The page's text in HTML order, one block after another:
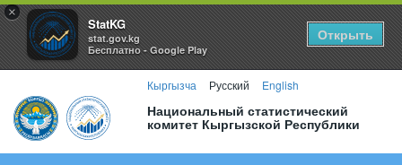
×
StatKG
stat.gov.kg
Бесплатно - Google Play
Открыть
Кыргызча Русский English
Национальный статистический
комитет Кыргызской Республики